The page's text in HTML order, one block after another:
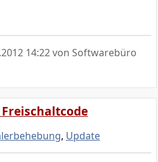
14:22von Softwarebüro
, Update